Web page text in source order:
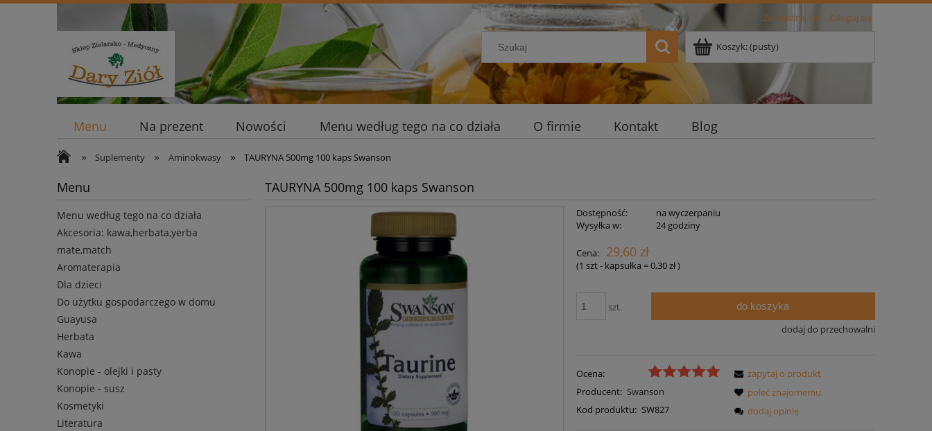
Zarejestruj się Zaloguj się
Koszyk:(pusty)
Menu Na prezent Nowości Menu według tego na co działa O firmie Kontakt Blog
» Suplementy » Aminokwasy » TAURYNA 500mg 100 kaps Swanson
Menu
Menu według tego na co działa
Akcesoria: kawa,herbata,yerba
mate,match
Aromaterapia
Dla dzieci
Do użytku gospodarczego w domu
Guayusa
Herbata
Kawa
Konopie - olejki i pasty
Konopie - susz
Kosmetyki
Literatura
TAURYNA 500mg 100 kaps Swanson
Dostępność:
na wyczerpaniu
Wysyłka w:
24 godziny
Cena: 29,60 zł
(1szt - kapsułka =0,30 zł)
szt. do koszyka
dodaj do przechowalni
Ocena:
Producent: Swanson
Kod produktu: SW827
zapytaj o produkt
poleć znajomemu
dodaj opinię